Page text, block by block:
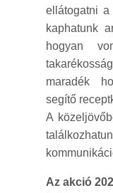
ellátogatni a
kaphatunk
hogyan
maradék
segítő
A
Az akció